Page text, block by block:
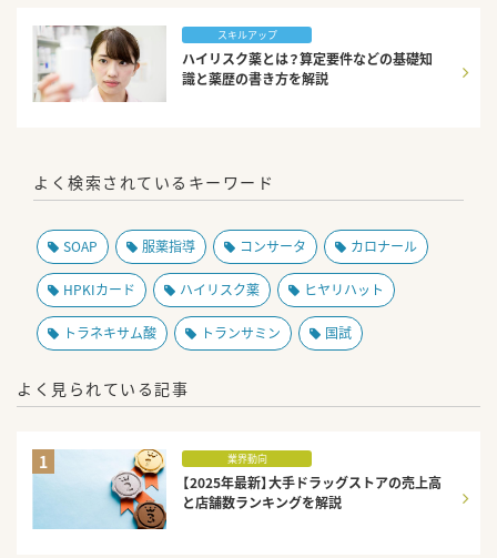
スキルアップ
ハイリスク薬とは？算定要件などの基礎知
識と薬歴の書き方を解説
よく検索されているキーワード
SOAP 服薬指導 コンサータ カロナール
HPKIカード ハイリスク薬 ヒヤリハット
トラネキサム酸 トランサミン 国試
よく見られている記事
1 業界動向
【2025年最新】大手ドラッグストアの売上高
と店舗数ランキングを解説